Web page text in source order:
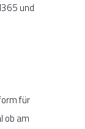
und
für
ob am